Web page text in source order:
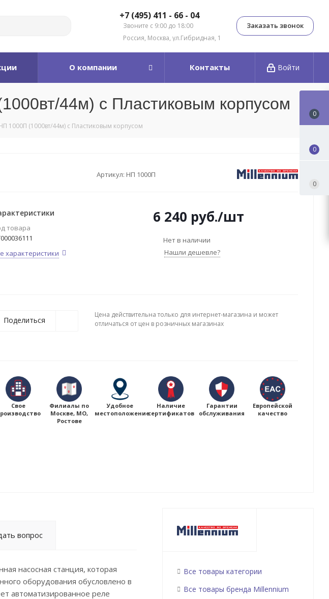
+7 (495) 411 - 66 - 04
Звоните с 9:00 до 18:00
Россия, Москва, ул.Гибридная, 1
Заказать звонок
Войти
О компании Контакты
44м) с Пластиковым корпусом
1000П (1000вт/44м) с Пластиковым корпусом
Артикул: НП 1000П
товара
характеристики
6 240 руб./шт
Нет в наличии
Нашли дешевле?
Поделиться
Цена действительна только для интернет-магазина и может
отличаться от цен в розничных магазинах
Свое
Филиалы по
Москве, МО,
Ростове
Удобное
местоположение
Наличие
сертификатов
Гарантии
обслуживания
Европейской
качество
вопрос
насосная станция, которая
оборудования обусловлено в
автоматизированное реле
Все товары категории
Все товары бренда Millennium
0
0
0